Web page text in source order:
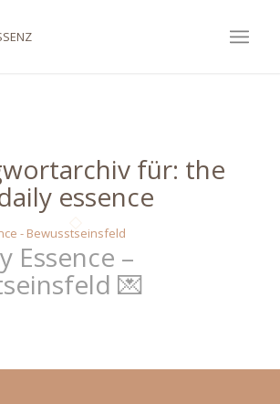
für: the
essence
Essence –
💌